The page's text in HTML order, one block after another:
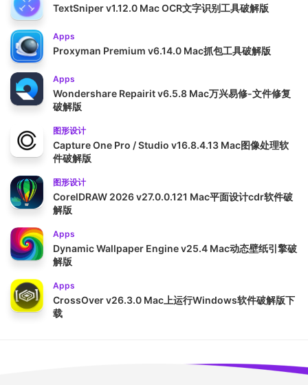
TextSniper v1.12.0 Mac OCR文字识别工具破解版
Apps
Proxyman Premium v6.14.0 Mac抓包工具破解版
Apps
Wondershare Repairit v6.5.8 Mac万兴易修-文件修复
破解版
图形设计
Capture One Pro / Studio v16.8.4.13 Mac图像处理软
件破解版
图形设计
CorelDRAW 2026 v27.0.0.121 Mac平面设计cdr软件破
解版
Apps
Dynamic Wallpaper Engine v25.4 Mac动态壁纸引擎破
解版
Apps
CrossOver v26.3.0 Mac上运行Windows软件破解版下
载